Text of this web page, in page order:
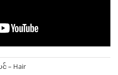
– Hair